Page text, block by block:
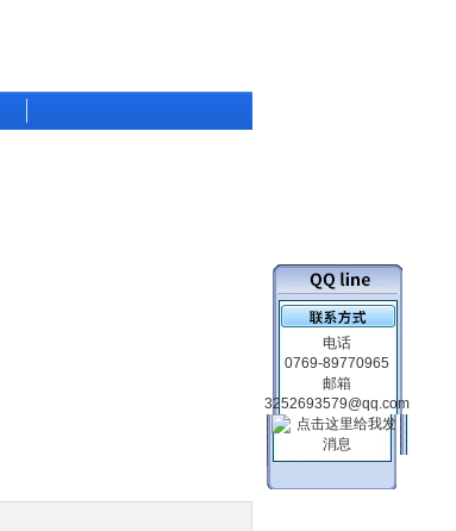
电话
0769-89770965
邮箱
3252693579@qq.com